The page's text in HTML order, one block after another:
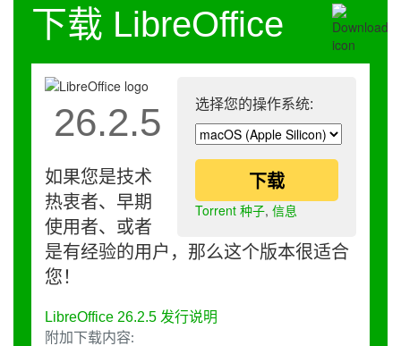
下载 LibreOffice
选择您的操作系统:
下载
Torrent 种子, 信息
26.2.5
如果您是技术
热衷者、早期
使用者、或者
是有经验的用户，那么这个版本很适合
您！
LibreOffice 26.2.5 发行说明
附加下载内容: